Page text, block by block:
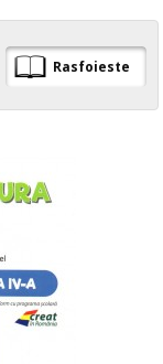
Rasfoieste